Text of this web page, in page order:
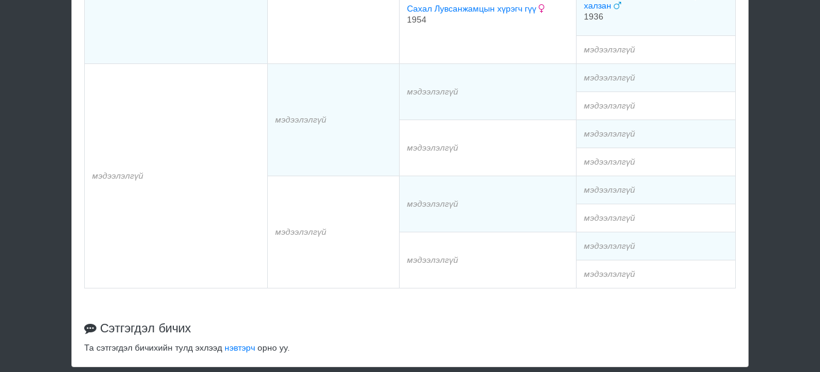
Сахал Лувсанжамцын хүрэгч гүү
1954
халзан
1936
мэдээлэлгүй
мэдээлэлгүй
мэдээлэлгүй
мэдээлэлгүй
мэдээлэлгүй
мэдээлэлгүй
мэдээлэлгүй
мэдээлэлгүй
мэдээлэлгүй
мэдээлэлгүй
мэдээлэлгүй
мэдээлэлгүй
мэдээлэлгүй
мэдээлэлгүй
мэдээлэлгүй
мэдээлэлгүй
Сэтгэгдэл бичих
Та сэтгэгдэл бичихийн тулд эхлээд нэвтэрч орно уу.